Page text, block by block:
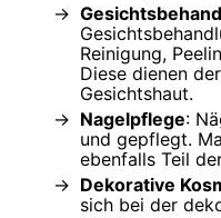
Reinigung,
Diese dienen
Gesichtshaut.
Nagelpflege:
und gepflegt.
ebenfalls Teil
Dekorative
sich bei der